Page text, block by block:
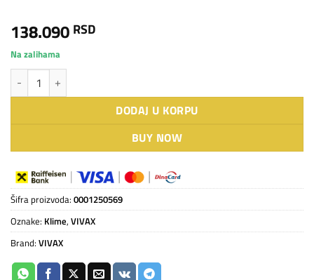
138.090 RSD
Na zalihama
VIVAX COOL, klima ur.komerc., ACP-18CF50AERI+ R32 količina
DODAJ U KORPU
BUY NOW
Šifra proizvoda: 0001250569
Oznake: Klime, VIVAX
Brand: VIVAX